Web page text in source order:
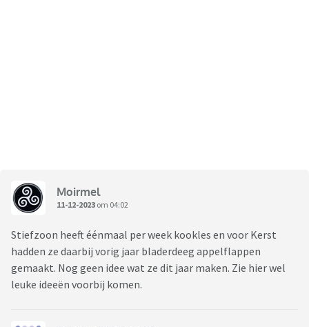
Moirmel
11-12-2023 om 04:02
Stiefzoon heeft éénmaal per week kookles en voor Kerst
hadden ze daarbij vorig jaar bladerdeeg appelflappen
gemaakt. Nog geen idee wat ze dit jaar maken. Zie hier wel
leuke ideeën voorbij komen.